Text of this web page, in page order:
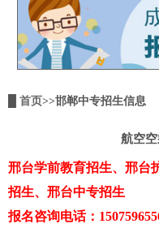
首页>>邯郸中专招生信息
航空
邢台学前教育招生、邢台
招生、邢台中专招生
报名咨询电话：